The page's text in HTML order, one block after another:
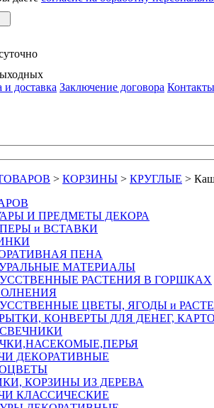
и доставка Заключение договора Контакты
> КОРЗИНЫ > КРУГЛЫЕ >
И ПРЕДМЕТЫ ДЕКОРА
и ВСТАВКИ
ПЕНА
МАТЕРИАЛЫ
РАСТЕНИЯ В ГОРШКАХ
ЦВЕТЫ, ЯГОДЫ и
КОНВЕРТЫ ДЛЯ ДЕНЕГ,
ДЕКОРАТИВНЫЕ
КОРЗИНЫ ИЗ ДЕРЕВА
КЛАССИЧЕСКИЕ